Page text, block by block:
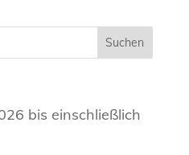
bis einschließlich